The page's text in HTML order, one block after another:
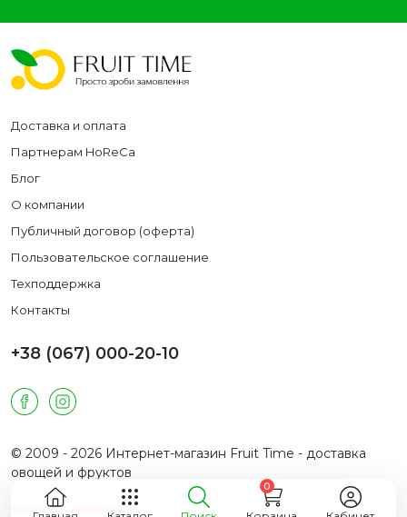
Доставка и оплата
Партнерам HoReCa
Блог
О компании
Публичный договор (оферта)
Пользовательское соглашение
Техподдержка
Контакты
+38 (067) 000-20-10
© 2009 - 2026 Интернет-магазин Fruit Time - доставка
овощей и фруктов
0